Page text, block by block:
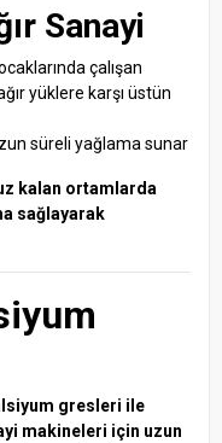
Sanayi
çalışan
yüklere karşı üstün
süreli yağlama sunar
kalan ortamlarda
sağlayarak
gresleri ile
makineleri için uzun